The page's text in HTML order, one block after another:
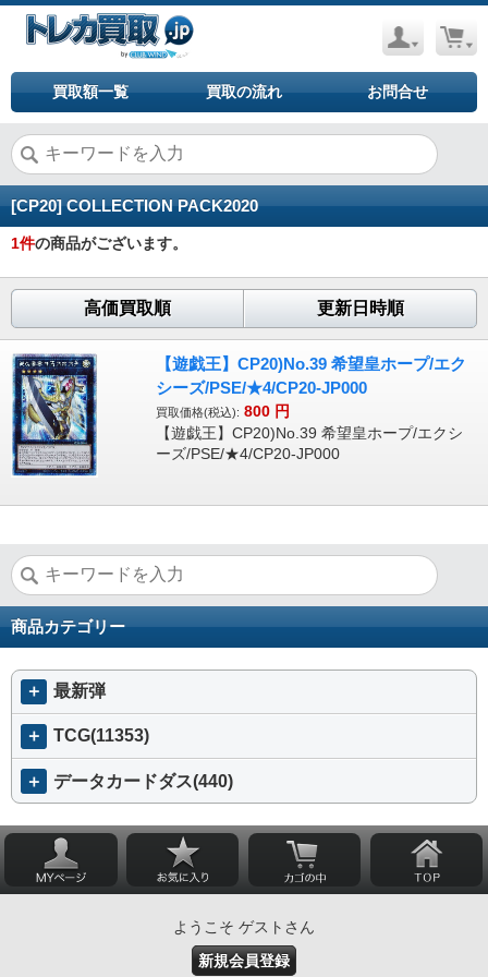
買取額一覧 買取の流れ お問合せ
[CP20] COLLECTION PACK2020
1件の商品がございます。
高価買取順 更新日時順
【遊戯王】CP20)No.39 希望皇ホープ/エク
シーズ/PSE/★4/CP20-JP000
買取価格(税込): 800 円
【遊戯王】CP20)No.39 希望皇ホープ/エクシ
ーズ/PSE/★4/CP20-JP000
商品カテゴリー
＋ 最新弾
＋ TCG(11353)
＋ データカードダス(440)
ようこそ ゲストさん
新規会員登録